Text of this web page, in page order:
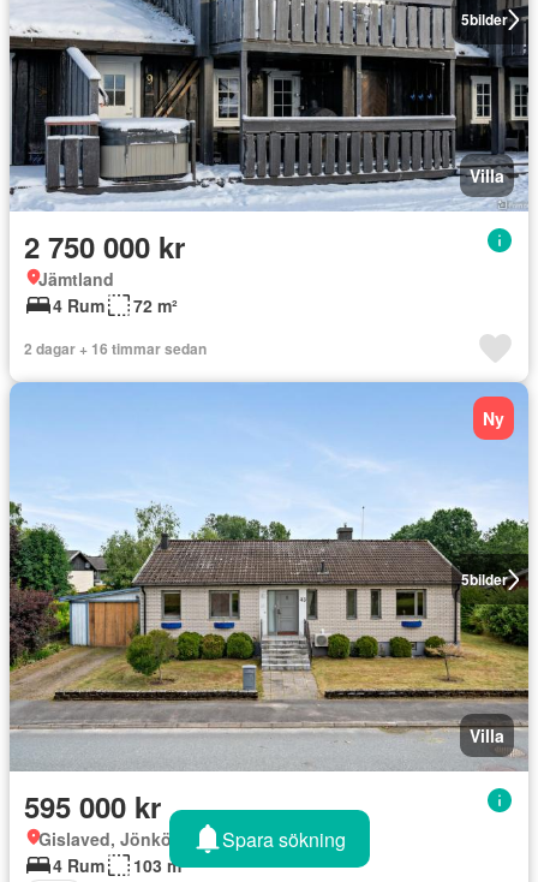
5bilder
Villa
2 750 000 kr
Jämtland
4 Rum
72 m²
2 dagar + 16 timmar sedan
5bilder
Ny
Villa
595 000 kr
Gislaved, Jönköping
4 Rum
103 m²
Spara sökning